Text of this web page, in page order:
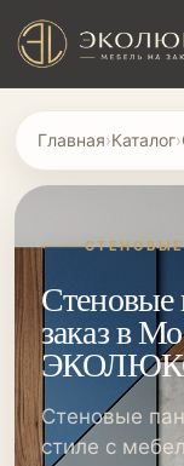
Главная›Каталог›
заказ в
Стеновые
стиле с